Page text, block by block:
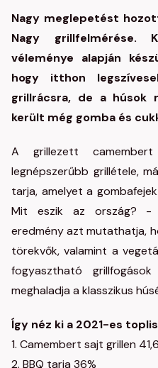
Nagy meglepetést
Nagy grillfelmérése.
véleménye alapján
hogy itthon
grillrácsra, de a húsok
került még gomba és
A grillezett
legnépszerűbb grillétele,
tarja, amelyet a
Mit eszik az ország? -
eredmény azt mutathatja,
törekvők, valamint a
fogyasztható
meghaladja a klasszikus
Így néz ki a 2021-es
1. Camembert sajt grillen
2. BBQ tarja 36%